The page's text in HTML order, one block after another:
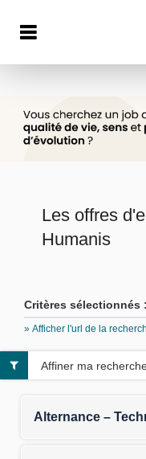
Les offres
Humanis
Critères sélectionnés :
» Afficher l'url de la
Alternance –
Affiner ma